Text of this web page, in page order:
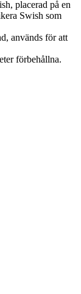
förbehållna.